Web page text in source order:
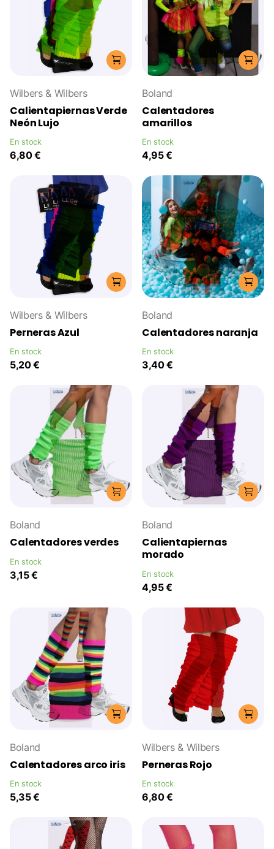
Wilbers & Wilbers
Calientapiernas Verde
Neón Lujo
En stock
6,80 €
Boland
Calentadores
amarillos
En stock
4,95 €
Wilbers & Wilbers
Perneras Azul
En stock
5,20 €
Boland
Calentadores naranja
En stock
3,40 €
Boland
Calentadores verdes
En stock
3,15 €
Boland
Calientapiernas
morado
En stock
4,95 €
Boland
Calentadores arco iris
En stock
5,35 €
Wilbers & Wilbers
Perneras Rojo
En stock
6,80 €